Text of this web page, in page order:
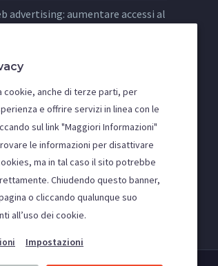
advertising: aumentare accessi al
la visibilità del tuo sito,
di SEO e SEM
siti internet nei
motori di ricerca
cookie, anche di terze parti, per
e offrire servizi in linea con le
sul link "Maggiori Informazioni"
le informazioni per disattivare
ma in tal caso il sito potrebbe
Chiudendo questo banner,
o cliccando qualunque suo
all’uso dei cookie.
Impostazioni